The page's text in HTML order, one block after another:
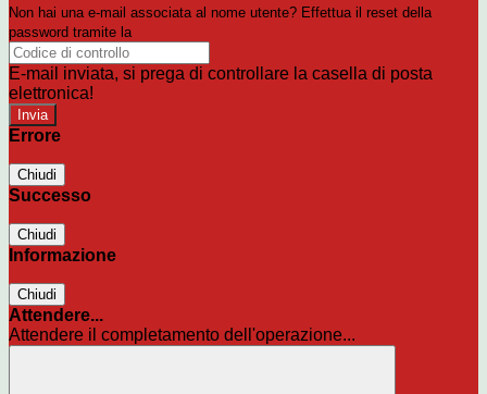
Non hai una e-mail associata al nome utente? Effettua il reset della
password tramite la
E-mail inviata, si prega di controllare la casella di posta
elettronica!
Errore
Chiudi
Successo
Chiudi
Informazione
Chiudi
Attendere...
Attendere il completamento dell'operazione...